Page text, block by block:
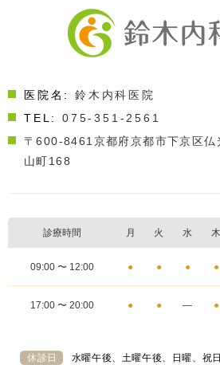
医院名:
鈴木内科医院
TEL:
075-351-2561
〒600-8461 京都府京都市下京区
山町168
診療時間 月 火 水 木
09:00 〜 12:00 ● ● ● ●
17:00 〜 20:00 ● ● ― ●
休診日 水曜午後、土曜午後、日曜、祝日